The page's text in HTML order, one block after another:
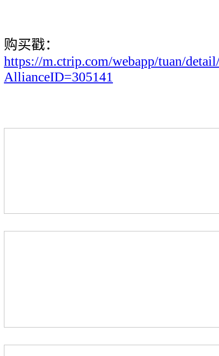
购买戳：
https://m.ctrip.com/webapp/tuan/
AllianceID=305141